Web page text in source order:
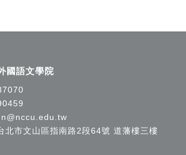
國語文學院
北市文山區指南路2段64號 道藩樓三樓